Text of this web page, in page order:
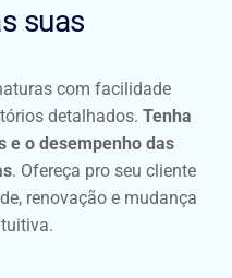
suas
com facilidade
detalhados. Tenha
e o desempenho das
. Ofereça pro seu cliente
renovação e mudança